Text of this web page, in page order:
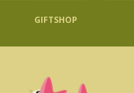
GIFTSHOP